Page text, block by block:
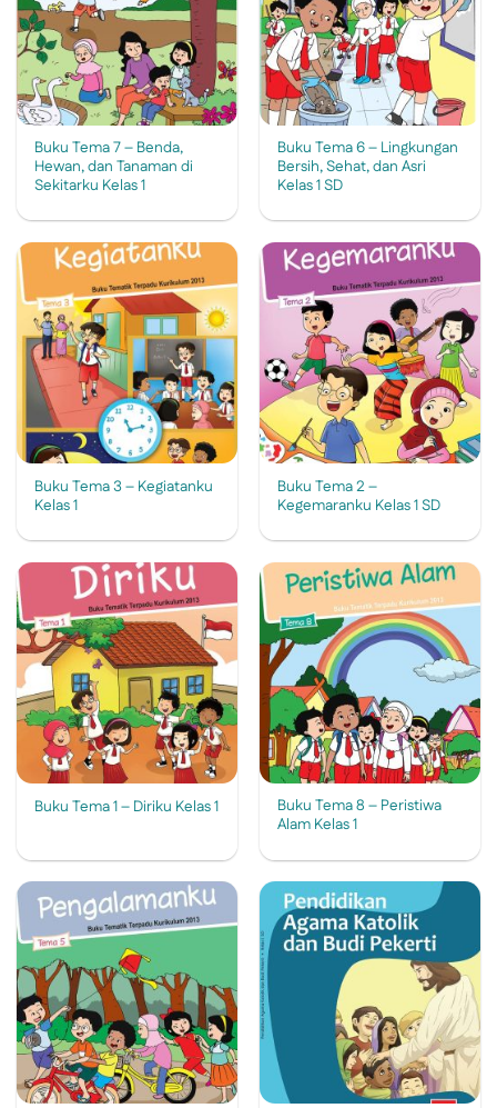
Buku Tema 7 – Benda,
Hewan, dan Tanaman di
Sekitarku Kelas 1
Buku Tema 6 – Lingkungan
Bersih, Sehat, dan Asri
Kelas 1 SD
Buku Tema 3 – Kegiatanku
Kelas 1
Buku Tema 2 –
Kegemaranku Kelas 1 SD
Buku Tema 1 – Diriku Kelas 1
Buku Tema 8 – Peristiwa
Alam Kelas 1